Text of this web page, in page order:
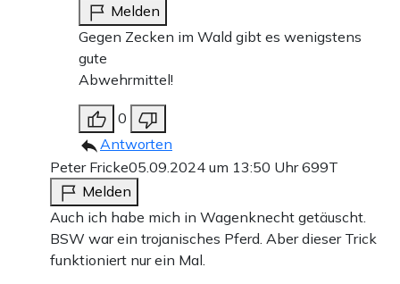
Melden
Gegen Zecken im Wald gibt es wenigstens
gute
Abwehrmittel!
0
Antworten
Peter Fricke05.09.2024 um 13:50 Uhr699T
Melden
Auch ich habe mich in Wagenknecht getäuscht.
BSW war ein trojanisches Pferd. Aber dieser Trick
funktioniert nur ein Mal.